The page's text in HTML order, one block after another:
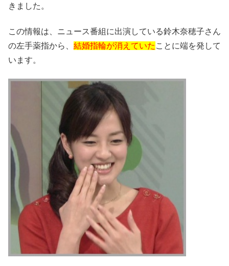
きました。
この情報は、ニュース番組に出演している鈴木奈穂子さん
の左手薬指から、 結婚指輪が消えていた ことに端を発して
います。